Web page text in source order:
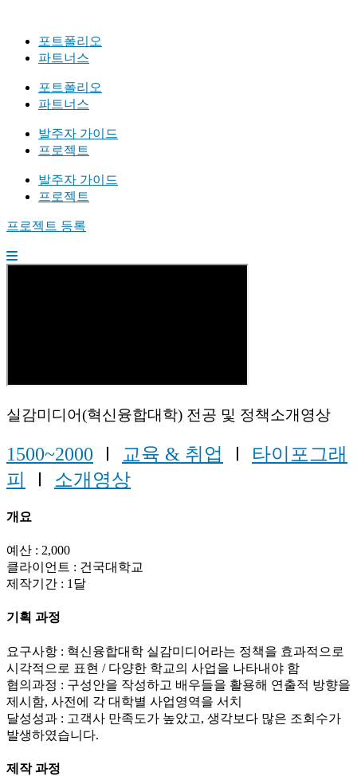
포트폴리오
파트너스
포트폴리오
파트너스
발주자 가이드
프로젝트
발주자 가이드
프로젝트
프로젝트 등록
실감미디어(혁신융합대학) 전공 및 정책소개영상
1500~2000 Ⅰ 교육 & 취업 Ⅰ 타이포그래
피
Ⅰ 소개영상
개요
예산 : 2,000
클라이언트 : 건국대학교
제작기간 : 1달
기획 과정
요구사항 : 혁신융합대학 실감미디어라는 정책을 효과적으로
시각적으로 표현 / 다양한 학교의 사업을 나타내야 함
협의과정 : 구성안을 작성하고 배우들을 활용해 연출적 방향을
제시함, 사전에 각 대학별 사업영역을 서치
달성성과 : 고객사 만족도가 높았고, 생각보다 많은 조회수가
발생하였습니다.
제작 과정